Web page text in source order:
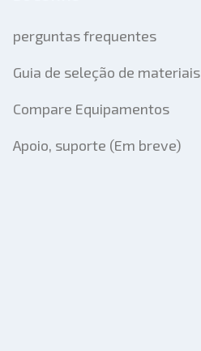
perguntas frequentes
Guia de seleção de materiais
Compare Equipamentos
Apoio, suporte (Em breve)